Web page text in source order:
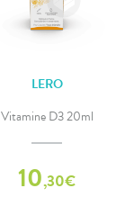
LERO
Vitamine D3 20ml
10,30€